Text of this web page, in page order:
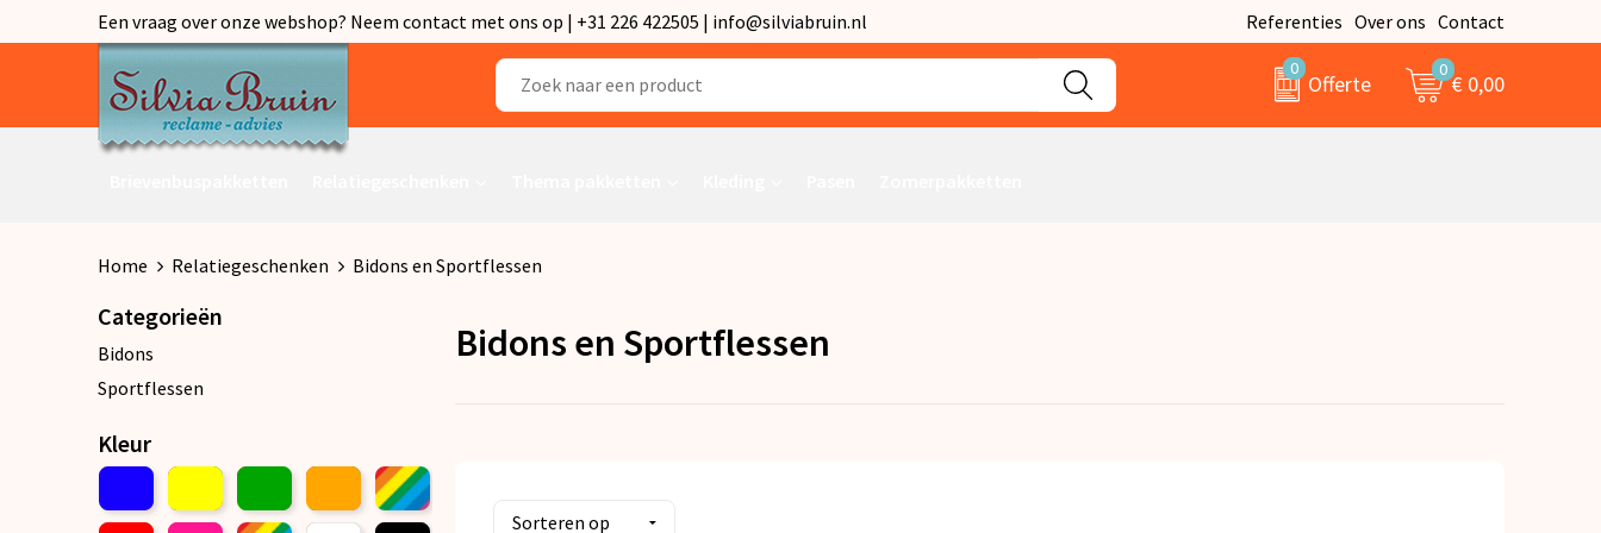
Een vraag over onze webshop? Neem contact met ons op | +31 226 422505 | info@silviabruin.nl Referenties Over ons Contact
0
Offerte
0
€ 0,00
Home Relatiegeschenken Bidons en Sportflessen
Categorieën
Bidons
Sportflessen
Kleur
Bidons en Sportflessen